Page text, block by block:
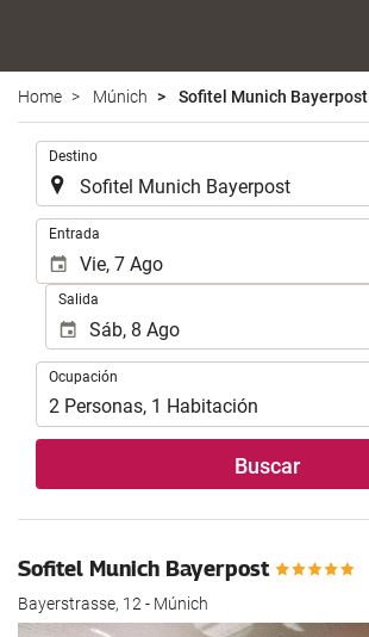
Home Múnich Sofitel Munich Bayerpost
Destino
Entrada
Salida
Ocupación
Ocupación
2 Personas, 1 Habitación
Buscar
Sofitel Munich Bayerpost
Bayerstrasse, 12 - Múnich